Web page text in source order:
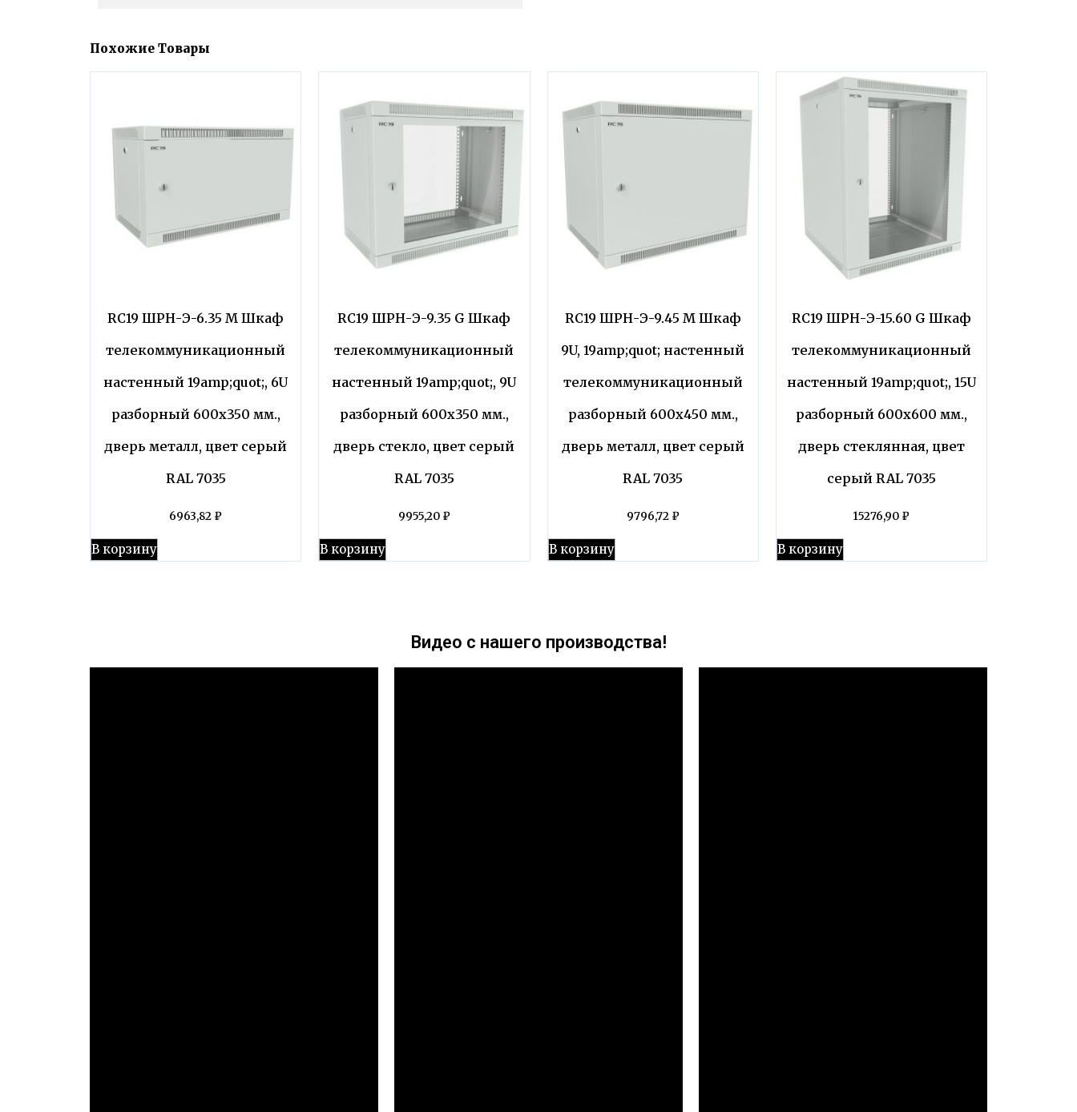
Похожие Товары
RC19 ШРН-Э-6.35 M Шкаф
телекоммуникационный
настенный 19amp;quot;, 6U
разборный 600х350 мм.,
дверь металл, цвет серый
RAL 7035
6963,82 ₽
В корзину
RC19 ШРН-Э-9.35 G Шкаф
телекоммуникационный
настенный 19amp;quot;, 9U
разборный 600х350 мм.,
дверь стекло, цвет серый
RAL 7035
9955,20 ₽
В корзину
RC19 ШРН-Э-9.45 M Шкаф
9U, 19amp;quot; настенный
телекоммуникационный
разборный 600х450 мм.,
дверь металл, цвет серый
RAL 7035
9796,72 ₽
В корзину
RC19 ШРН-Э-15.60 G Шкаф
телекоммуникационный
настенный 19amp;quot;, 15U
разборный 600х600 мм.,
дверь стеклянная, цвет
серый RAL 7035
15276,90 ₽
В корзину
Видео с нашего производства!